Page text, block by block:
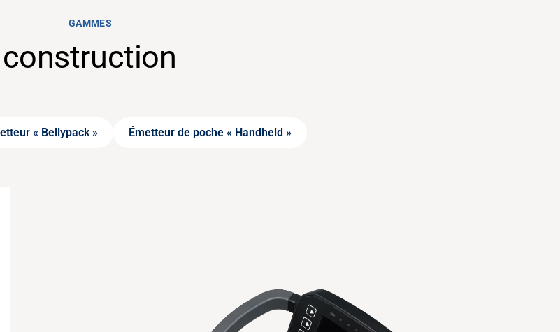
GAMMES
« Bellypack » Émetteur de poche « Handheld »